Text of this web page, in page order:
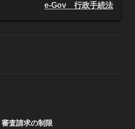
e-Gov 行政手続法
査請求の制限